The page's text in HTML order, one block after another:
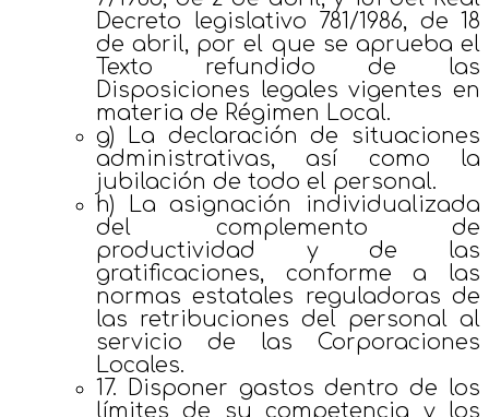
Decreto legislativo 781/1986, de 18
de abril, por el que se aprueba el
Texto refundido de las
Disposiciones legales vigentes en
materia de Régimen Local.
g) La declaración de situaciones
administrativas, así como la
jubilación de todo el personal.
h) La asignación individualizada
del complemento de
productividad y de las
gratificaciones, conforme a las
normas estatales reguladoras de
las retribuciones del personal al
servicio de las Corporaciones
Locales.
17. Disponer gastos dentro de los
límites de su competencia y los